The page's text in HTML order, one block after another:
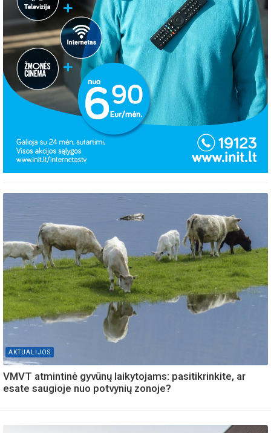
AKTUALIJOS
VMVT atmintinė gyvūnų laikytojams: pasitikrinkite, ar
esate saugioje nuo potvynių zonoje?